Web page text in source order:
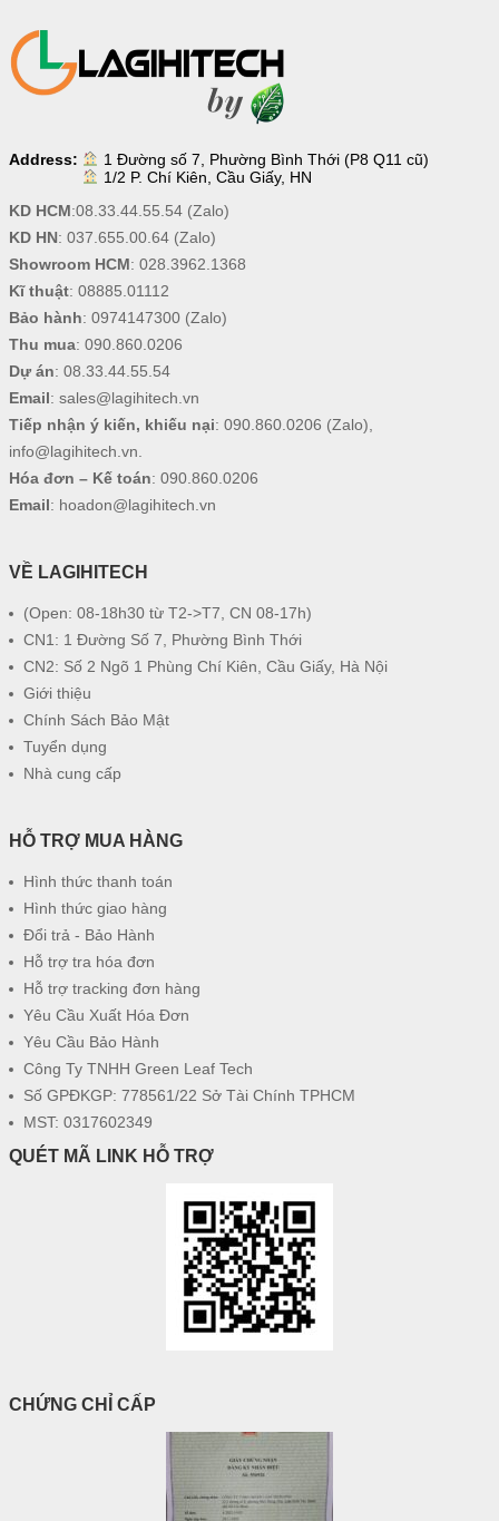
Address:
1 Đường số 7, Phường Bình Thới (P8 Q11 cũ)
1/2 P. Chí Kiên, Cầu Giấy, HN
KD HCM:08.33.44.55.54(Zalo)
KD HN: 037.655.00.64(Zalo)
Showroom HCM: 028.3962.1368
Kĩ thuật: 08885.01112
Bảo hành: 0974147300(Zalo)
Thu mua: 090.860.0206
Dự án: 08.33.44.55.54
Email: sales@lagihitech.vn
Tiếp nhận ý kiến, khiếu nại: 090.860.0206 (Zalo),
info@lagihitech.vn
Hóa đơn – Kế toán: 090.860.0206
Email: hoadon@lagihitech.vn
VỀ LAGIHITECH
(Open: 08-18h30 từ T2->T7, CN 08-17h)
CN1: 1 Đường Số 7, Phường Bình Thới
CN2: Số 2 Ngõ 1 Phùng Chí Kiên, Cầu Giấy, Hà Nội
Giới thiệu
Chính Sách Bảo Mật
Tuyển dụng
Nhà cung cấp
HỖ TRỢ MUA HÀNG
Hình thức thanh toán
Hình thức giao hàng
Đổi trả - Bảo Hành
Hỗ trợ tra hóa đơn
Hỗ trợ tracking đơn hàng
Yêu Cầu Xuất Hóa Đơn
Yêu Cầu Bảo Hành
Công Ty TNHH Green Leaf Tech
Số GPĐKGP: 778561/22 Sở Tài Chính TPHCM
MST: 0317602349
QUÉT MÃ LINK HỖ TRỢ
CHỨNG CHỈ CẤP